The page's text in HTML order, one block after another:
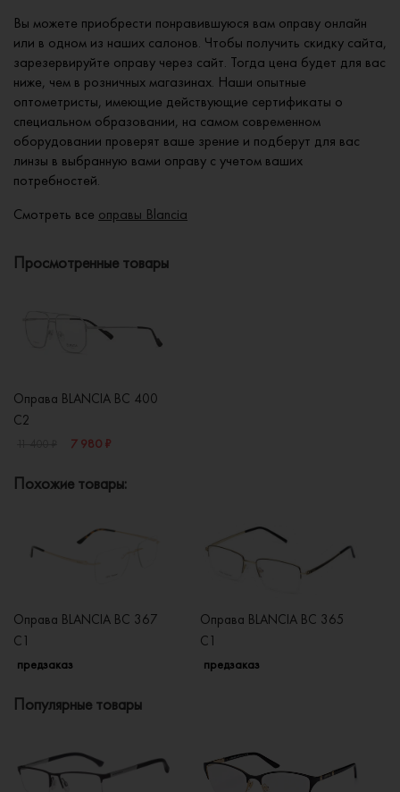
Вы можете приобрести понравившуюся вам оправу онлайн
или в одном из наших салонов. Чтобы получить скидку сайта,
зарезервируйте оправу через сайт. Тогда цена будет для вас
ниже, чем в розничных магазинах. Наши опытные
оптометристы, имеющие действующие сертификаты о
специальном образовании, на самом современном
оборудовании проверят ваше зрение и подберут для вас
линзы в выбранную вами оправу с учетом ваших
потребностей.
Смотреть все оправы Blancia
Просмотренные товары
Оправа BLANCIA BC 400
C2
7 980 ₽
Похожие товары:
Оправа BLANCIA BC 367
C1
предзаказ
Оправа BLANCIA BC 365
C1
предзаказ
Популярные товары